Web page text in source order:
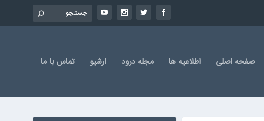
صفحه اصلی اطلاعیه ها مجله درود ارشیو تماس با ما